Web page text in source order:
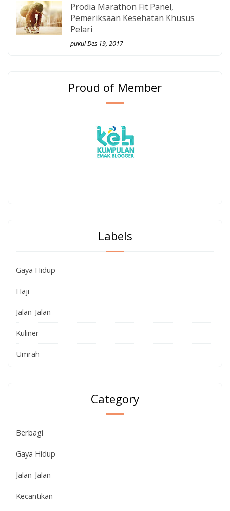
Prodia Marathon Fit Panel,
Pemeriksaan Kesehatan Khusus
Pelari
pukul Des 19, 2017
Proud of Member
Labels
Gaya Hidup
Haji
Jalan-Jalan
Kuliner
Umrah
Category
Berbagi
Gaya Hidup
Jalan-Jalan
Kecantikan